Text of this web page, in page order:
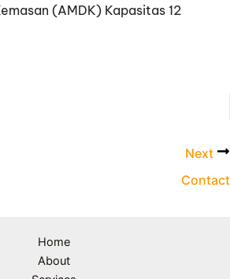
(AMDK) Kapasitas 12
Next
Contact
Home
About